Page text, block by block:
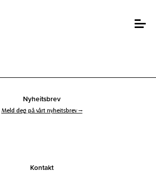
Toggle
Nyheitsbrev
Meld deg på vårt nyheitsbrev →
Kontakt